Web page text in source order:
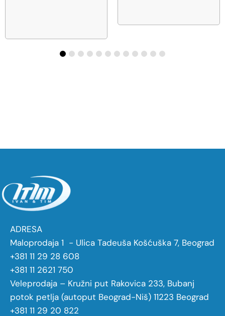
ADRESA
Maloprodaja 1 - Ulica Tadeuša Košćuška 7, Beograd
+381 11 29 28 608
+381 11 2621 750
Veleprodaja – Kružni put Rakovica 233, Bubanj
potok petlja (autoput Beograd-Niš) 11223 Beograd
+381 11 29 20 822